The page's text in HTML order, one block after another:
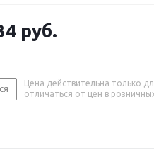
руб.
Цена действительна только
отличаться от цен в